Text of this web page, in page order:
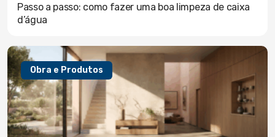
Passo a passo: como fazer uma boa limpeza de caixa
d’água
Obra e Produtos